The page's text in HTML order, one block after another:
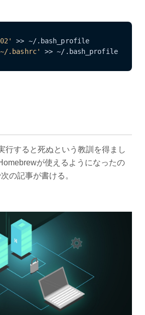
.bashrc' >> ~/.bash_profile
行すると死ぬという教訓を得まし
が使えるようになったの
の記事が書ける。